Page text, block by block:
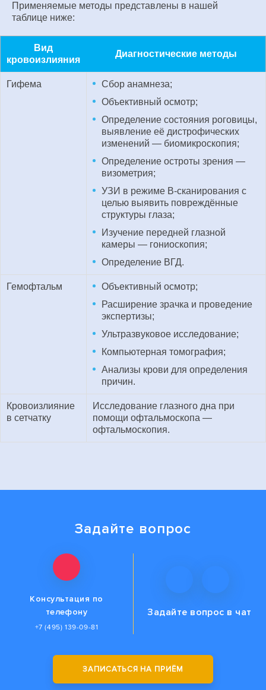
Применяемые методы представлены в нашей
таблице ниже:
Вид
кровоизлияния
Диагностические методы
Гифема
Сбор анамнеза;
Объективный осмотр;
Определение состояния роговицы,
выявление её дистрофических
изменений — биомикроскопия;
Определение остроты зрения —
визометрия;
УЗИ в режиме B-сканирования с
целью выявить повреждённые
структуры глаза;
Изучение передней глазной
камеры — гониоскопия;
Определение ВГД.
Гемофтальм
Объективный осмотр;
Расширение зрачка и проведение
экспертизы;
Ультразвуковое исследование;
Компьютерная томография;
Анализы крови для определения
причин.
Кровоизлияние
в сетчатку
Исследование глазного дна при
помощи офтальмоскопа —
офтальмоскопия.
Задайте вопрос
Консультация по
телефону
+7 (495) 139-09-81
Задайте вопрос в чат
ЗАПИСАТЬСЯ НА ПРИЁМ